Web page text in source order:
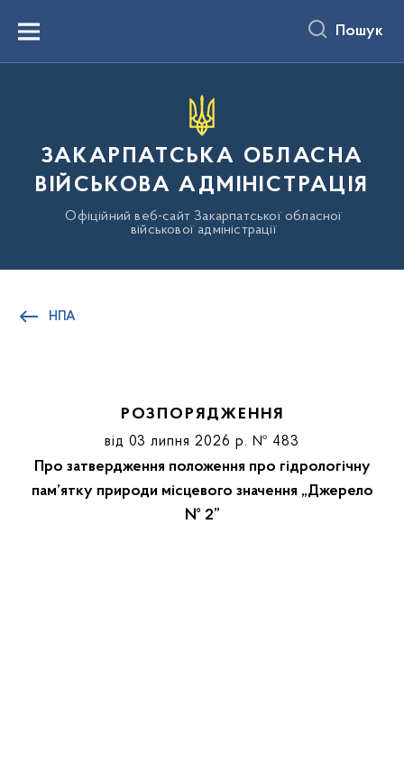
вмістуMenu Пошук
ЗАКАРПАТСЬКА ОБЛАСНА
ВІЙСЬКОВА АДМІНІСТРАЦІЯ
Офіційний веб-сайт Закарпатської обласної
військової адміністрації
НПА
РОЗПОРЯДЖЕННЯ
від 03 липня 2026 р. № 483
Про затвердження положення про гідрологічну
пам’ятку природи місцевого значення „Джерело
№ 2”